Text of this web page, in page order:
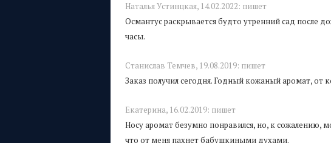
Наталья Устинцкая, 14.02.2022: пишет
Османтус раскрывается будто утренний сад после
часы.
Станислав Темчев, 19.08.2019: пишет
Заказ получил сегодня. Годный кожаный аромат, от
Екатерина, 16.02.2019: пишет
Носу аромат безумно понравился, но, к сожалению,
что от меня пахнет бабушкиными духами.